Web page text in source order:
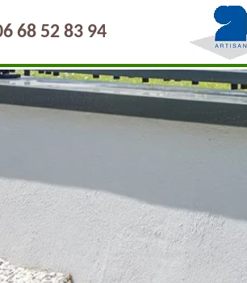
68 52 83 94